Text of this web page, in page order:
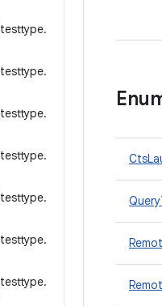
testtype.
testtype.
testtype.
testtype.
testtype.
testtype.
testtype.